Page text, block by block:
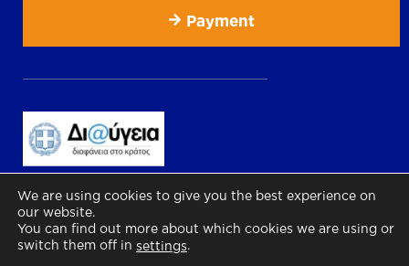
Payment
We are using cookies to give you the best experience on
our website.
You can find out more about which cookies we are using or
switch them off in settings